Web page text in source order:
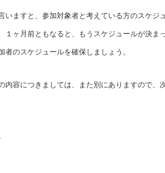
いますと、参加対象者と考えている方のスケジ
ヶ月前ともなると、もうスケジュールが決ま
のスケジュールを確保しましょう。
内容につきましては、また別にありますので、